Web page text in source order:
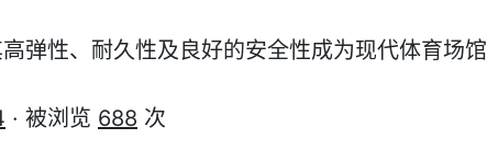
弹性、耐久性及良好的安全性成为现代体育场
· 被浏览 688 次